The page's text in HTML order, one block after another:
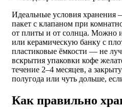
Идеальные условия хранения
пакет с клапаном при
от плиты и от солнца. Можно
или керамическую банку с
пластиковые ёмкости — не
вскрытия упаковки кофе
течение 2–4 месяцев, а
полугода или чуть дольше,
Как правильно